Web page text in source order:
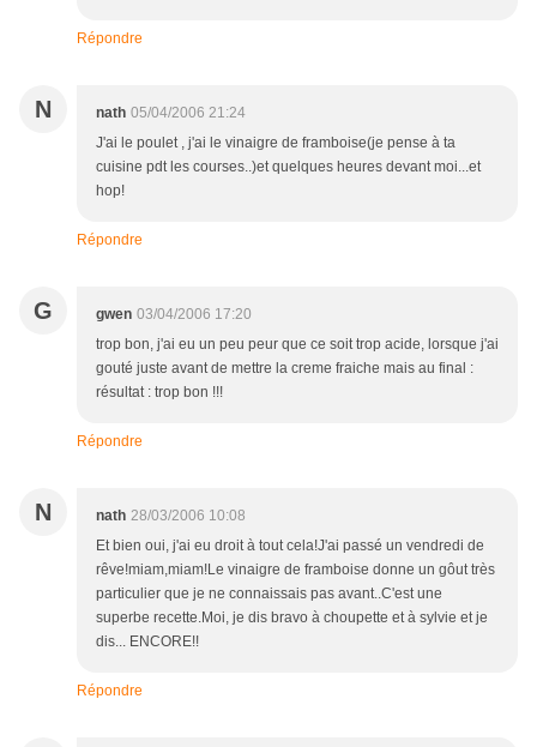
Répondre
N nath 05/04/2006 21:24
J'ai le poulet , j'ai le vinaigre de framboise(je pense à ta
cuisine pdt les courses..)et quelques heures devant moi...et
hop!
Répondre
G gwen 03/04/2006 17:20
trop bon, j'ai eu un peu peur que ce soit trop acide, lorsque j'ai
gouté juste avant de mettre la creme fraiche mais au final :
résultat : trop bon !!!
Répondre
N nath 28/03/2006 10:08
Et bien oui, j'ai eu droit à tout cela!J'ai passé un vendredi de
rêve!miam,miam!Le vinaigre de framboise donne un gôut très
particulier que je ne connaissais pas avant..C'est une
superbe recette.Moi, je dis bravo à choupette et à sylvie et je
dis... ENCORE!!
Répondre